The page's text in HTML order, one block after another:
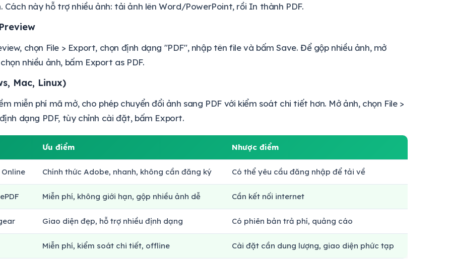
Cách này hỗ trợ nhiều ảnh: tải ảnh lên Word/PowerPoint, rồi In thành PDF.
chọn File > Export, chọn định dạng "PDF", nhập tên file và bấm Save. Để gộp nhiều ảnh, mở
nhiều ảnh, bấm Export as PDF.
Mac, Linux)
miễn phí mã mở, cho phép chuyển đổi ảnh sang PDF với kiểm soát chi tiết hơn. Mở ảnh, chọn File >
dạng PDF, tùy chỉnh cài đặt, bấm Export.
Ưu điểm Nhược điểm
Chính thức Adobe, nhanh, không cần đăng ký Có thể yêu cầu đăng nhập để tải về
Miễn phí, không giới hạn, gộp nhiều ảnh dễ Cần kết nối internet
Giao diện đẹp, hỗ trợ nhiều định dạng Có phiên bản trả phí, quảng cáo
Miễn phí, kiểm soát chi tiết, offline Cài đặt cần dung lượng, giao diện phức tạp